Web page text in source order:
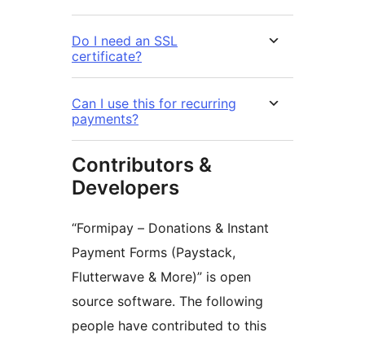
Do I need an SSL
certificate?
Can I use this for recurring
payments?
Contributors &
Developers
“Formipay – Donations & Instant
Payment Forms (Paystack,
Flutterwave & More)” is open
source software. The following
people have contributed to this